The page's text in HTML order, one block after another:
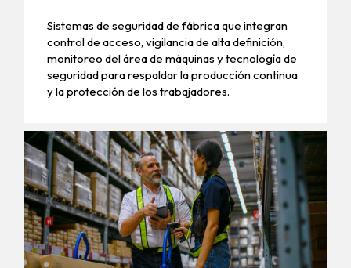
Sistemas de seguridad de fábrica que integran
control de acceso, vigilancia de alta definición,
monitoreo del área de máquinas y tecnología de
seguridad para respaldar la producción continua
y la protección de los trabajadores.